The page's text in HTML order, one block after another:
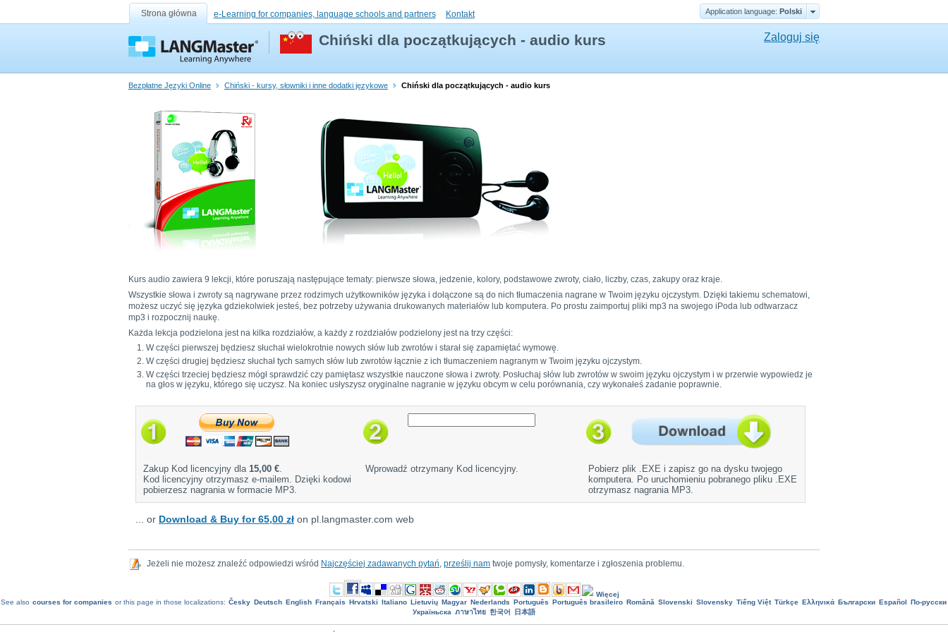
Strona główna e-Learning for companies, language schools and partners Kontakt Application language: Polski
Chiński dla początkujących - audio kurs Zaloguj się
Bezpłatne Języki Online Chiński - kursy, słowniki i inne dodatki językowe Chiński dla początkujących - audio kurs
Kurs audio zawiera 9 lekcji, które poruszają następujące tematy: pierwsze słowa, jedzenie, kolory, podstawowe zwroty, ciało, liczby, czas, zakupy oraz kraje.
Wszystkie słowa i zwroty są nagrywane przez rodzimych użytkowników języka i dołączone są do nich tłumaczenia nagrane w Twoim języku ojczystym. Dzięki takiemu schematowi,
możesz uczyć się języka gdziekolwiek jesteś, bez potrzeby używania drukowanych materiałów lub komputera. Po prostu zaimportuj pliki mp3 na swojego iPoda lub odtwarzacz
mp3 i rozpocznij naukę.
Każda lekcja podzielona jest na kilka rozdziałów, a każdy z rozdziałów podzielony jest na trzy części:
W części pierwszej będziesz słuchał wielokrotnie nowych słów lub zwrotów i starał się zapamiętać wymowę.
W części drugiej będziesz słuchał tych samych słów lub zwrotów łącznie z ich tłumaczeniem nagranym w Twoim języku ojczystym.
W części trzeciej będziesz mógł sprawdzić czy pamiętasz wszystkie nauczone słowa i zwroty. Posłuchaj słów lub zwrotów w swoim języku ojczystym i w przerwie wypowiedz je
na głos w języku, którego się uczysz. Na koniec usłyszysz oryginalne nagranie w języku obcym w celu porównania, czy wykonałeś zadanie poprawnie.
Zakup Kod licencyjny dla 15,00 €.
Kod licencyjny otrzymasz e-mailem. Dzięki kodowi
pobierzesz nagrania w formacie MP3.
Wprowadź otrzymany Kod licencyjny.
Pobierz plik .EXE i zapisz go na dysku twojego
komputera. Po uruchomieniu pobranego pliku .EXE
otrzymasz nagrania MP3.
... or Download & Buy for 65,00 zł on pl.langmaster.com web
Jeżeli nie możesz znaleźć odpowiedzi wśród Najczęściej zadawanych pytań prześlij nam twoje pomysły, komentarze i zgłoszenia problemu.
Więcej
See also courses for companies or this page in those localizations: Česky Deutsch English Français Hrvatski Italiano Lietuvių Magyar Nederlands Português Português brasileiro Română Slovenski Slovensky Tiếng Việt Türkçe Ελληνικά Български Еspañol
По-русски
Україньска ภาษาไทย 한국어 日本語